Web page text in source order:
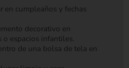
en cumpleaños y fechas
decorativo en
o espacios infantiles.
de una bolsa de tela en